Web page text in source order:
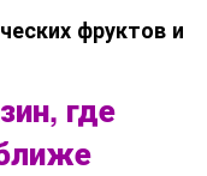
фруктов и
где